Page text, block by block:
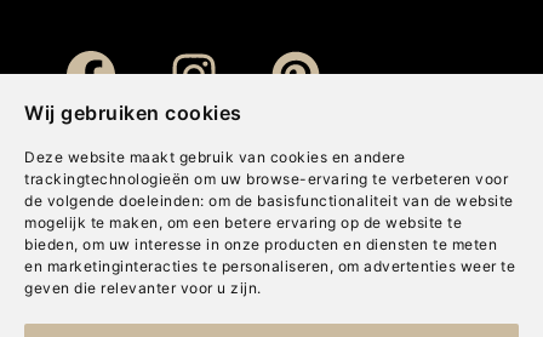
Wij gebruiken cookies
Deze website maakt gebruik van cookies en andere
trackingtechnologieën om uw browse-ervaring te verbeteren voor
de volgende doeleinden: om de basisfunctionaliteit van de website
mogelijk te maken , om een betere ervaring op de website te
bieden, om uw interesse in onze producten en diensten te meten
en marketinginteracties te personaliseren , om advertenties weer te
geven die relevanter voor u zijn.